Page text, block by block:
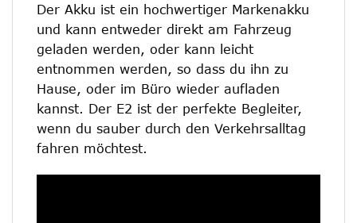
Der Akku ist ein hochwertiger Markenakku
und kann entweder direkt am Fahrzeug
geladen werden, oder kann leicht
entnommen werden, so dass du ihn zu
Hause, oder im Büro wieder aufladen
kannst. Der E2 ist der perfekte Begleiter,
wenn du sauber durch den Verkehrsalltag
fahren möchtest.